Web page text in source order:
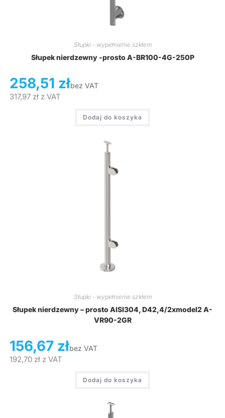
Słupki - wypełnienie szkłem
Słupek nierdzewny -prosto A-BR100-4G-250P
258,51 złbez VAT
317,97 złz VAT
Dodaj do koszyka
Słupki - wypełnienie szkłem
Słupek nierdzewny – prosto AISI304, D42,4/2xmodel2 A-
VR90-2GR
156,67 złbez VAT
192,70 złz VAT
Dodaj do koszyka